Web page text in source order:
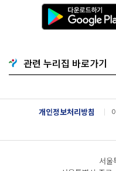
다
운
로
기
G
o
g
l
e
l
관련 누리집 바로가기
개인정보처리방침
서울